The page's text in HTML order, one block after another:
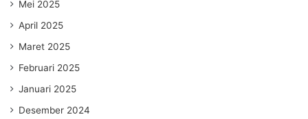
Mei 2025
April 2025
Maret 2025
Februari 2025
Januari 2025
Desember 2024